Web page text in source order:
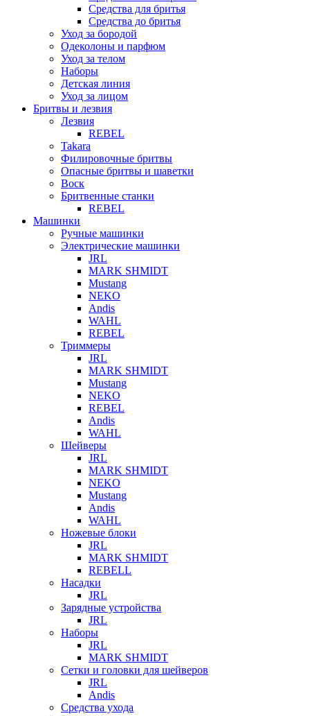
Средства для бритья
Средства до бритья
Уход за бородой
Одеколоны и парфюм
Уход за телом
Наборы
Детская линия
Уход за лицом
Бритвы и лезвия
Лезвия
REBEL
Takara
Филировочные бритвы
Опасные бритвы и шаветки
Воск
Бритвенные станки
REBEL
Машинки
Ручные машинки
Электрические машинки
JRL
MARK SHMIDT
Mustang
NEKO
Andis
WAHL
REBEL
Триммеры
JRL
MARK SHMIDT
Mustang
NEKO
REBEL
Andis
WAHL
Шейверы
JRL
MARK SHMIDT
NEKO
Mustang
Andis
WAHL
Ножевые блоки
JRL
MARK SHMIDT
REBELL
Насадки
JRL
Зарядные устройства
JRL
Наборы
JRL
MARK SHMIDT
Сетки и головки для шейверов
JRL
Andis
Средства ухода